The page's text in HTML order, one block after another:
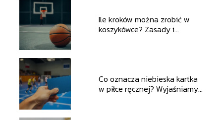
Ile kroków można zrobić w
koszykówce? Zasady i
Co oznacza niebieska kartka
w piłce ręcznej? Wyjaśniamy